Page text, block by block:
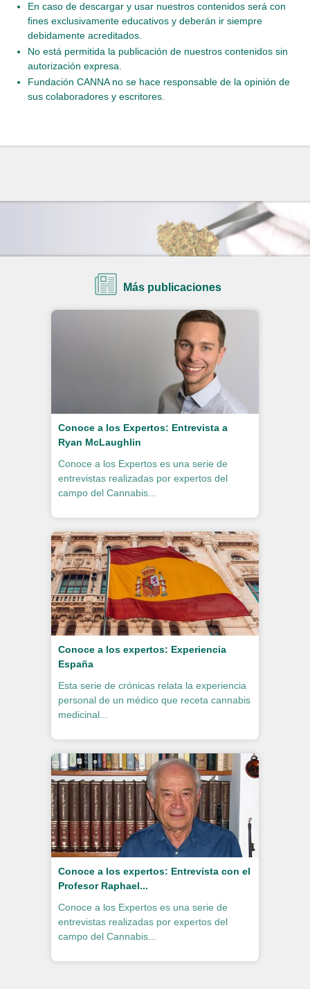
En caso de descargar y usar nuestros contenidos será con
fines exclusivamente educativos y deberán ir siempre
debidamente acreditados.
No está permitida la publicación de nuestros contenidos sin
autorización expresa.
Fundación CANNA no se hace responsable de la opinión de
sus colaboradores y escritores.
Más publicaciones
Conoce a los Expertos: Entrevista a
Ryan McLaughlin
Conoce a los Expertos es una serie de
entrevistas realizadas por expertos del
campo del Cannabis...
Conoce a los expertos: Experiencia
España
Esta serie de crónicas relata la experiencia
personal de un médico que receta cannabis
medicinal...
Conoce a los expertos: Entrevista con el
Profesor Raphael...
Conoce a los Expertos es una serie de
entrevistas realizadas por expertos del
campo del Cannabis...